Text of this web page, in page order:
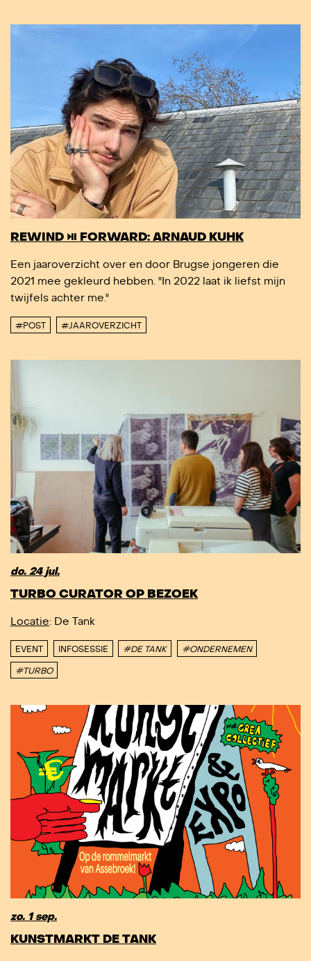
REWIND ⏯️ FORWARD: ARNAUD KUHK
Een jaaroverzicht over en door Brugse jongeren die
2021 mee gekleurd hebben. "In 2022 laat ik liefst mijn
twijfels achter me."
#POST #JAAROVERZICHT
do. 24 jul.
TURBO CURATOR OP BEZOEK
Locatie: De Tank
EVENT INFOSESSIE #DE TANK #ONDERNEMEN
#TURBO
zo. 1 sep.
KUNSTMARKT DE TANK